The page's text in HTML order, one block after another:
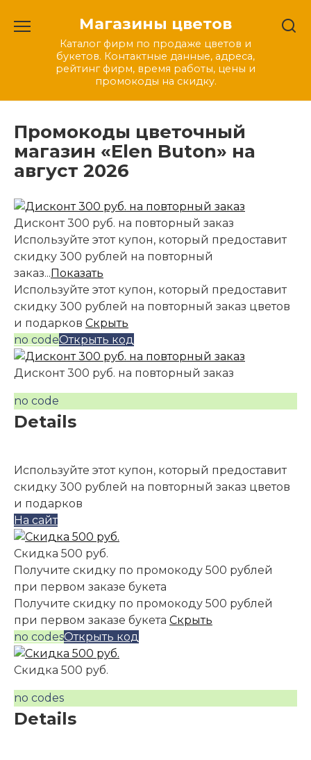
содержанию
Магазины цветов
Каталог фирм по продаже цветов и
букетов. Контактные данные, адреса,
рейтинг фирм, время работы, цены и
промокоды на скидку.
Промокоды цветочный
магазин «Elen Buton» на
август 2026
Дисконт 300 руб. на повторный заказ
Используйте этот купон, который предоставит
скидку 300 рублей на повторный
заказ...Показать
Используйте этот купон, который предоставит
скидку 300 рублей на повторный заказ цветов
и подарков Скрыть
no codeОткрыть код
Дисконт 300 руб. на повторный заказ
no code
Details
Используйте этот купон, который предоставит
скидку 300 рублей на повторный заказ цветов
и подарков
На сайт
Скидка 500 руб.
Получите скидку по промокоду 500 рублей
при первом заказе букета
Получите скидку по промокоду 500 рублей
при первом заказе букета Скрыть
no codesОткрыть код
Скидка 500 руб.
no codes
Details